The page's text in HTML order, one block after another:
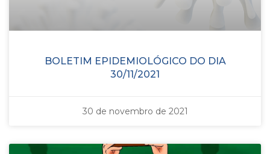
BOLETIM EPIDEMIOLÓGICO DO DIA
30/11/2021
30 de novembro de 2021